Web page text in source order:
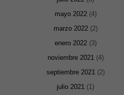
mayo 2022(4)
marzo 2022(2)
enero 2022(3)
noviembre 2021(4)
septiembre 2021(2)
julio 2021 (1)